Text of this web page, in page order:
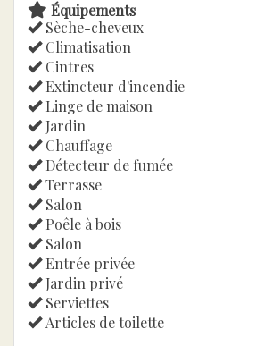
Équipements
Sèche-cheveux
Climatisation
Cintres
Extincteur d'incendie
Linge de maison
Jardin
Chauffage
Détecteur de fumée
Terrasse
Salon
Poêle à bois
Salon
Entrée privée
Jardin privé
Serviettes
Articles de toilette